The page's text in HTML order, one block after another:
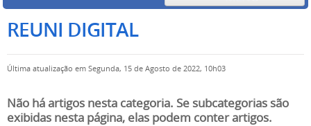
REUNI DIGITAL
Última atualização em Segunda, 15 de Agosto de 2022, 10h03
Não há artigos nesta categoria. Se subcategorias são
exibidas nesta página, elas podem conter artigos.